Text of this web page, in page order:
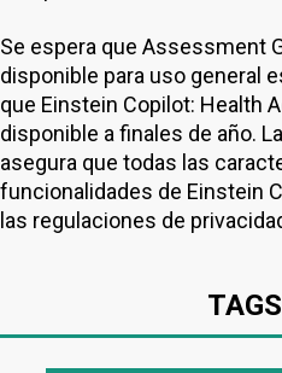
Se espera que Assessment
disponible para uso general
que Einstein Copilot: Health
disponible a finales de año.
asegura que todas las
funcionalidades de Einstein
las regulaciones de
TAGS